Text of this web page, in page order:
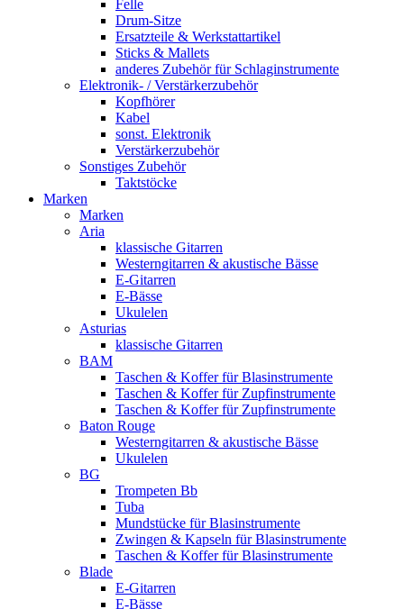
Felle
Drum-Sitze
Ersatzteile & Werkstattartikel
Sticks & Mallets
anderes Zubehör für Schlaginstrumente
Elektronik- / Verstärkerzubehör
Kopfhörer
Kabel
sonst. Elektronik
Verstärkerzubehör
Sonstiges Zubehör
Taktstöcke
Marken
Marken
Aria
klassische Gitarren
Westerngitarren & akustische Bässe
E-Gitarren
E-Bässe
Ukulelen
Asturias
klassische Gitarren
BAM
Taschen & Koffer für Blasinstrumente
Taschen & Koffer für Zupfinstrumente
Taschen & Koffer für Zupfinstrumente
Baton Rouge
Westerngitarren & akustische Bässe
Ukulelen
BG
Trompeten Bb
Tuba
Mundstücke für Blasinstrumente
Zwingen & Kapseln für Blasinstrumente
Taschen & Koffer für Blasinstrumente
Blade
E-Gitarren
E-Bässe